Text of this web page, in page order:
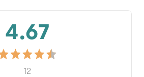
4.67
12